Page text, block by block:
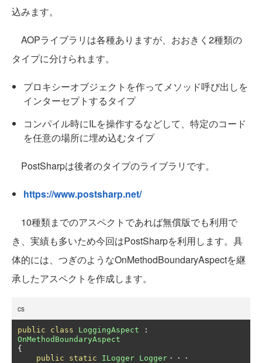
込みます。
AOPライブラリは各種ありますが、おおきく2種類の
タイプに分けられます。
プロキシーオブジェクトを作ってメソッド呼び出しを
インターセプトするタイプ
コンパイル時にILを操作するなどして、特定のコード
を任意の場所に埋め込むタイプ
PostSharpは後者のタイプのライブラリです。
https://www.postsharp.net/
10種類までのアスペクトであれば無償版でも利用で
き、実績も多いため今回はPostSharpを利用します。具
体的には、つぎのようなOnMethodBoundaryAspectを継
承したアスペクトを作成します。
cs
public class LoggingAspect
:
OnMethodBoundaryAspect
{
public
static ILogger Logger ・・・